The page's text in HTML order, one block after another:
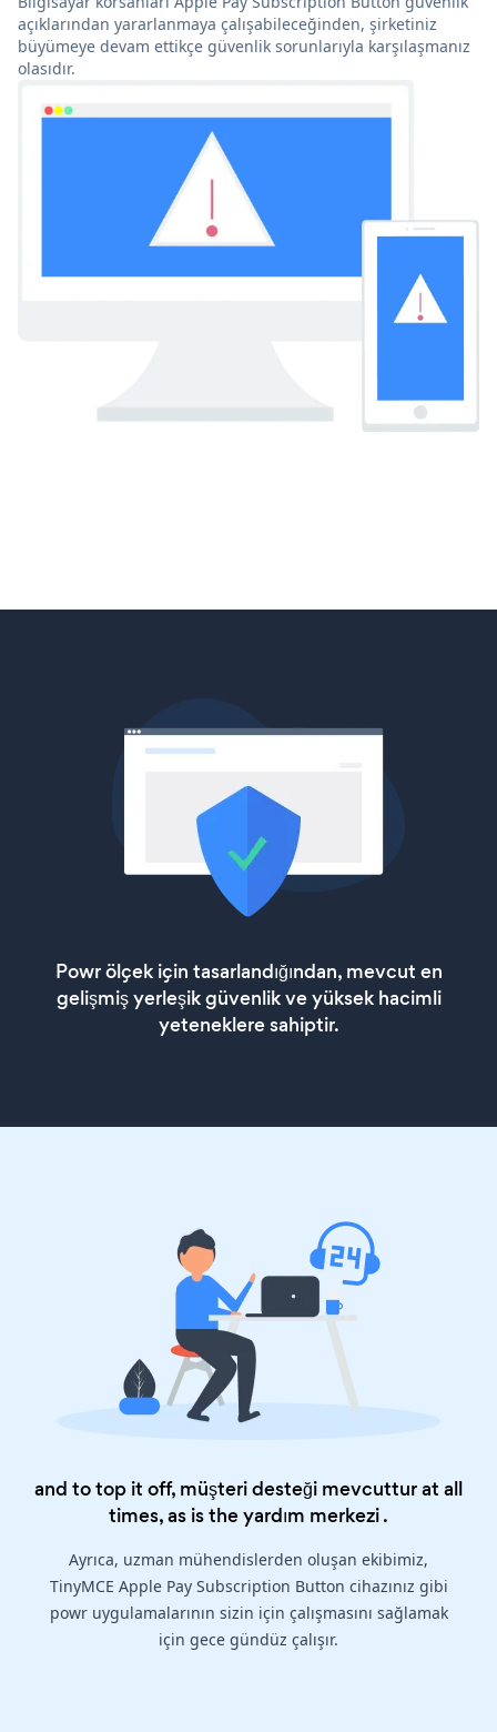
açıklarından yararlanmaya çalışabileceğinden, şirketiniz
büyümeye devam ettikçe güvenlik sorunlarıyla karşılaşmanız
olasıdır.
Powr ölçek için tasarlandığından, mevcut en
gelişmiş yerleşik güvenlik ve yüksek hacimli
yeteneklere sahiptir.
and to top it off, müşteri desteği mevcuttur at all
times, as is theyardım merkezi.
Ayrıca, uzman mühendislerden oluşan ekibimiz,
TinyMCE Apple Pay Subscription Button cihazınız gibi
powr uygulamalarının sizin için çalışmasını sağlamak
için gece gündüz çalışır.